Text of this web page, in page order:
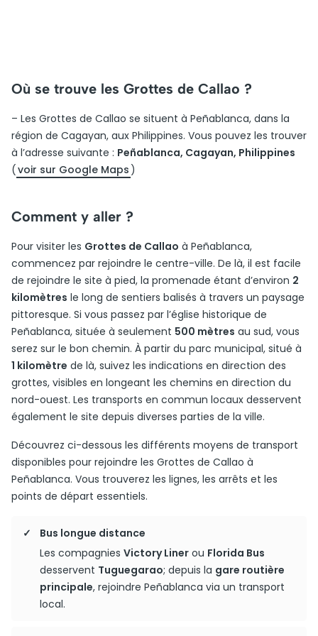
Où se trouve les Grottes de Callao ?
– Les Grottes de Callao se situent à Peñablanca, dans la
région de Cagayan, aux Philippines. Vous pouvez les trouver
à l’adresse suivante : Peñablanca, Cagayan, Philippines
(voir sur Google Maps )
Comment y aller ?
Pour visiter les Grottes de Callao à Peñablanca,
commencez par rejoindre le centre-ville. De là, il est facile
de rejoindre le site à pied, la promenade étant d’environ 2
kilomètres le long de sentiers balisés à travers un paysage
pittoresque. Si vous passez par l’église historique de
Peñablanca, située à seulement 500 mètres au sud, vous
serez sur le bon chemin. À partir du parc municipal, situé à
1 kilomètre de là, suivez les indications en direction des
grottes, visibles en longeant les chemins en direction du
nord-ouest. Les transports en commun locaux desservent
également le site depuis diverses parties de la ville.
Découvrez ci-dessous les différents moyens de transport
disponibles pour rejoindre les Grottes de Callao à
Peñablanca. Vous trouverez les lignes, les arrêts et les
points de départ essentiels.
Bus longue distance
Les compagnies Victory Liner ou Florida Bus
desservent Tuguegarao; depuis la gare routière
principale, rejoindre Peñablanca via un transport
local.